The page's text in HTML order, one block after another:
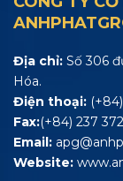
Địa chỉ: Số 306
Hóa.
Điện thoại:
Fax:(+84) 237
Email:
Website: